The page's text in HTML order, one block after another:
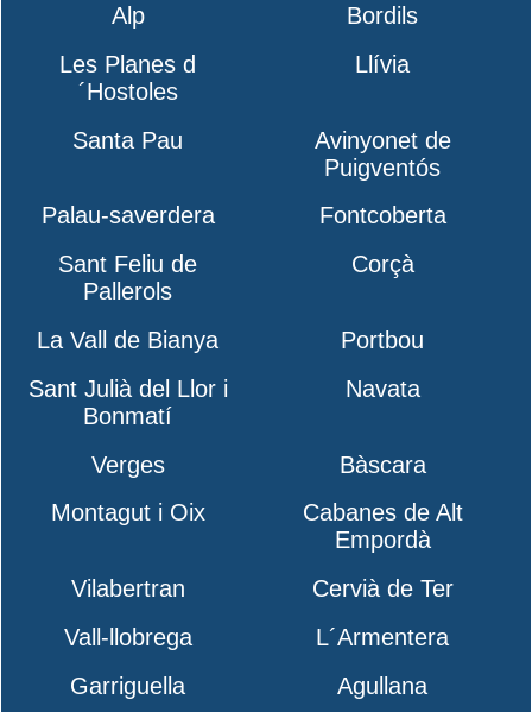
Alp
Bordils
Les Planes d
´Hostoles
Llívia
Santa Pau
Avinyonet de
Puigventós
Palau-saverdera
Fontcoberta
Sant Feliu de
Pallerols
Corçà
La Vall de Bianya
Portbou
Sant Julià del Llor i
Bonmatí
Navata
Verges
Bàscara
Montagut i Oix
Cabanes de Alt
Empordà
Vilabertran
Cervià de Ter
Vall-llobrega
L´Armentera
Garriguella
Agullana